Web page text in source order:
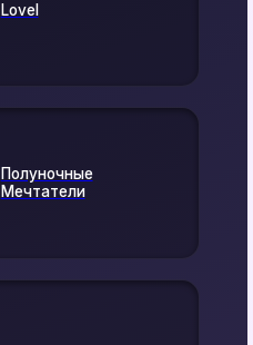
Lovel
Полуночные
Мечтатели